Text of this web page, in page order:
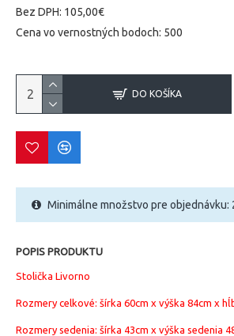
Bez DPH: 105,00€
Cena vo vernostných bodoch: 500
DO KOŠÍKA
Minimálne množstvo pre objednávku:
POPIS PRODUKTU
Stolička Livorno
Rozmery celkové: šírka 60cm x výška 84cm x
Rozmery sedenia: šírka 43cm x výška sedenia